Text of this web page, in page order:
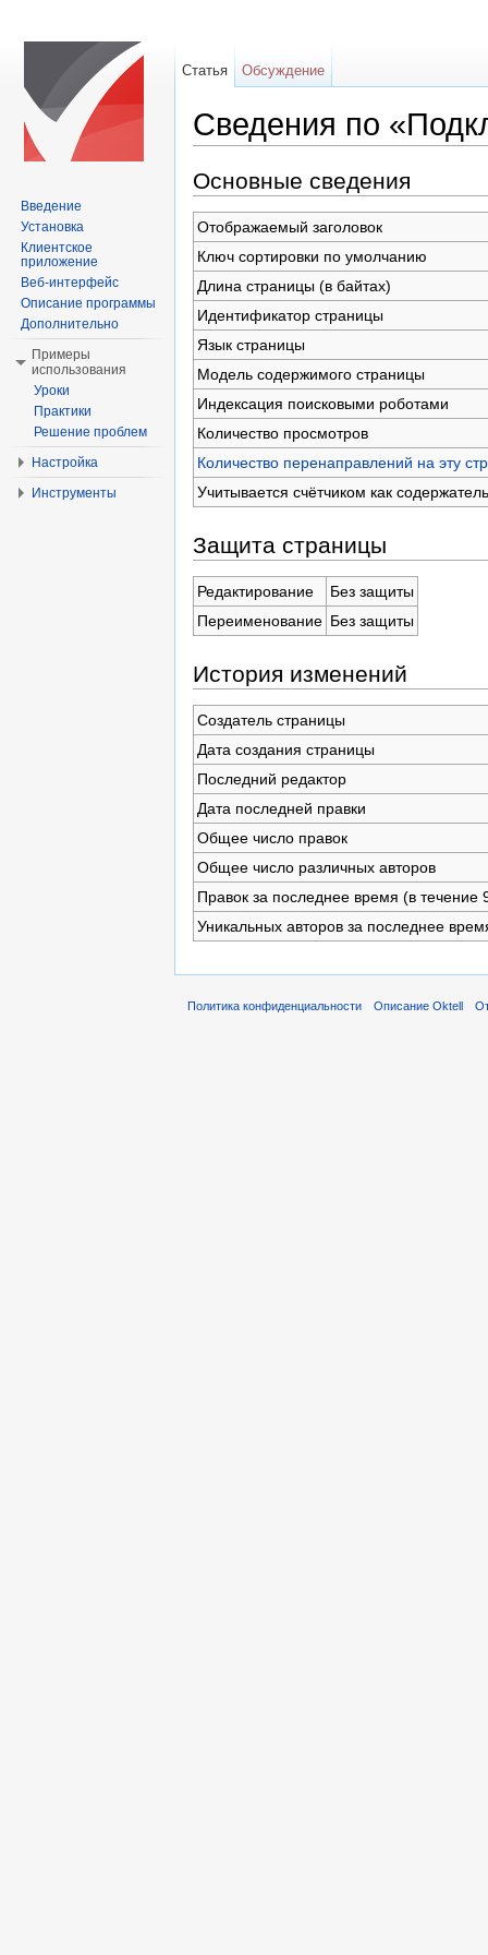
Сведения по
Основные сведения
Отображаемый заголовок
Ключ сортировки по умолчанию
Длина страницы (в байтах)
Идентификатор страницы
Язык страницы
Модель содержимого страницы
Индексация поисковыми роботами
Количество просмотров
Количество перенаправлений на эту
Учитывается счётчиком как
Защита страницы
Редактирование
Без защиты
Переименование Без защиты
История изменений
Создатель страницы
Дата создания страницы
Последний редактор
Дата последней правки
Общее число правок
Общее число различных авторов
Правок за последнее время (в течение
Уникальных авторов за последнее
Статья Обсуждение
Введение
Установка
Клиентское
приложение
Веб-интерфейс
Описание программы
Дополнительно
Примеры
использования
Уроки
Практики
Решение проблем
Настройка
Инструменты
Политика конфиденциальности Описание Oktell